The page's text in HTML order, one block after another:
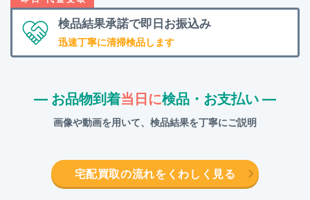
検品結果承諾で即日お振込み
迅速丁寧に清掃検品します
― お品物到着当日に検品・お支払い ―
画像や動画を用いて、検品結果を丁寧にご説明
宅配買取の流れをくわしく見る